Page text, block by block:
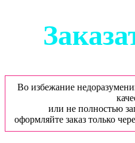
Во избежание
или не полностью
оформляйте заказ только